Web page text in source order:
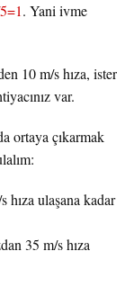
. Yani ivme
10 m/s hıza, ister
var.
ortaya çıkarmak
hıza ulaşana kadar
35 m/s hıza